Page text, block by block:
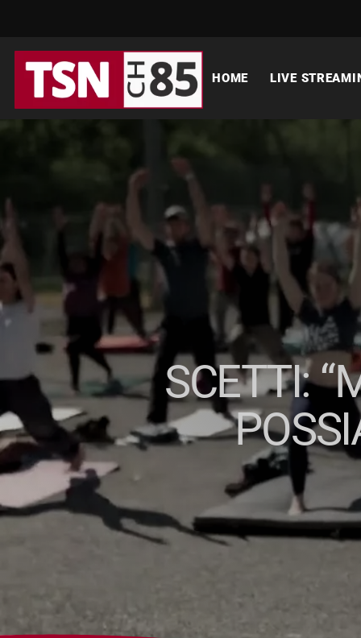
HOME LIVE
SCETTI: